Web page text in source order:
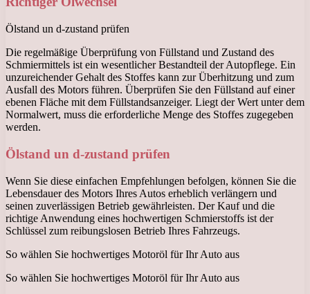
Ölstand un d-zustand prüfen
Die regelmäßige Überprüfung von Füllstand und Zustand des
Schmiermittels ist ein wesentlicher Bestandteil der Autopflege. Ein
unzureichender Gehalt des Stoffes kann zur Überhitzung und zum
Ausfall des Motors führen. Überprüfen Sie den Füllstand auf einer
ebenen Fläche mit dem Füllstandsanzeiger. Liegt der Wert unter dem
Normalwert, muss die erforderliche Menge des Stoffes zugegeben
werden.
Ölstand un d-zustand prüfen
Wenn Sie diese einfachen Empfehlungen befolgen, können Sie die
Lebensdauer des Motors Ihres Autos erheblich verlängern und
seinen zuverlässigen Betrieb gewährleisten. Der Kauf und die
richtige Anwendung eines hochwertigen Schmierstoffs ist der
Schlüssel zum reibungslosen Betrieb Ihres Fahrzeugs.
So wählen Sie hochwertiges Motoröl für Ihr Auto aus
So wählen Sie hochwertiges Motoröl für Ihr Auto aus